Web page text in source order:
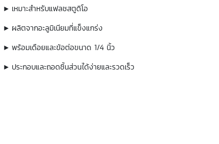
▶︎ เหมาะสำหรับแฟลชสตูดิโอ
▶︎ ผลิตจากอะลูมิเนียมที่แข็งแกร่ง
▶︎ พร้อมเดือยและข้อต่อขนาด 1/4 นิ้ว
▶︎ ประกอบและถอดชิ้นส่วนได้ง่ายและรวดเร็ว